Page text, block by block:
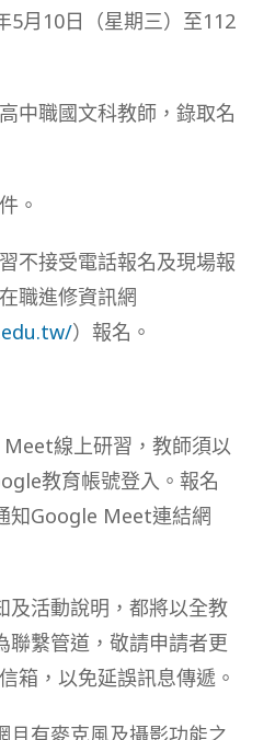
5月10日（星期三）至112
中職國文科教師，錄取名
。
不接受電話報名及現場報
職進修資訊網
）報名。
線上研習，教師須以
教育帳號登入。報名
知Google Meet連結網
及活動說明，都將以全教
繫管道，敬請申請者更
箱，以免延誤訊息傳遞。
且有麥克風及攝影功能之